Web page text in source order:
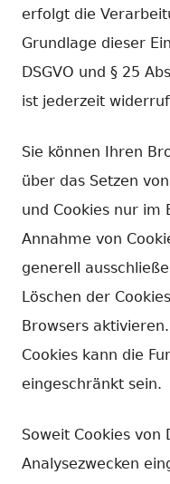
erfolgt die
Grundlage dieser
DSGVO und § 25
ist jederzeit
Sie können Ihren
über das Setzen
und Cookies nur im
Annahme von
generell
Löschen der
Browsers
Cookies kann die
eingeschränkt sein.
Soweit Cookies
Analysezwecken